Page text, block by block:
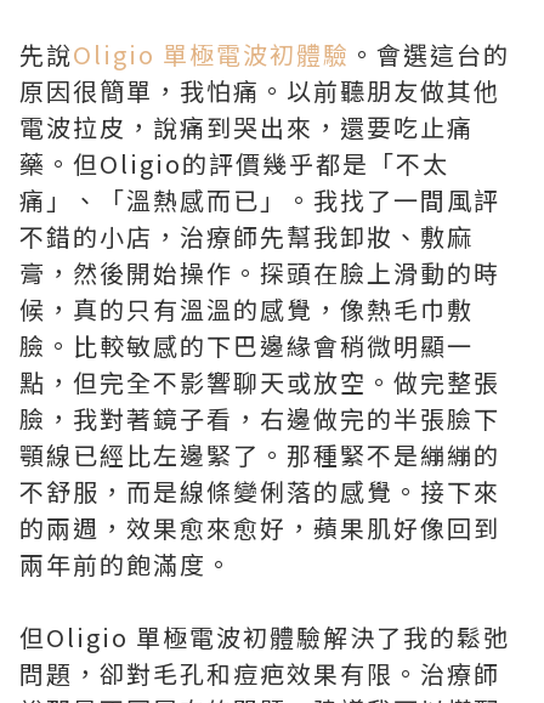
先說Oligio 單極電波初體驗 。會選這台的
原因很簡單，我怕痛。以前聽朋友做其他
電波拉皮，說痛到哭出來，還要吃止痛
藥。但Oligio的評價幾乎都是「不太
痛」、「溫熱感而已」。我找了一間風評
不錯的小店，治療師先幫我卸妝、敷麻
膏，然後開始操作。探頭在臉上滑動的時
候，真的只有溫溫的感覺，像熱毛巾敷
臉。比較敏感的下巴邊緣會稍微明顯一
點，但完全不影響聊天或放空。做完整張
臉，我對著鏡子看，右邊做完的半張臉下
顎線已經比左邊緊了。那種緊不是繃繃的
不舒服，而是線條變俐落的感覺。接下來
的兩週，效果愈來愈好，蘋果肌好像回到
兩年前的飽滿度。
但Oligio 單極電波初體驗解決了我的鬆弛
問題，卻對毛孔和痘疤效果有限。治療師